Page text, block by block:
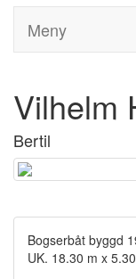
Meny
Vilhelm
Bertil
Bogserbåt byggd
UK. 18.30 m x